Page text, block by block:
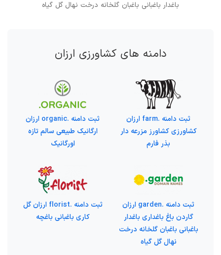
باغدار باغبانی باغبان گلخانه درخت نهال گل گیاه
دامنه های کشاورزی ارزان
ثبت دامنه .farm ارزان
کشاورزی کشاورز مزرعه دار
بذر فارم
ثبت دامنه .organic ارزان
ارگانیک طبیعی سالم تازه
اورگانیک
ثبت دامنه .garden ارزان
گاردن باغ باغداری باغدار
باغبانی باغبان گلخانه درخت
نهال گل گیاه
ثبت دامنه .florist ارزان گل
کاری باغبانی باغچه